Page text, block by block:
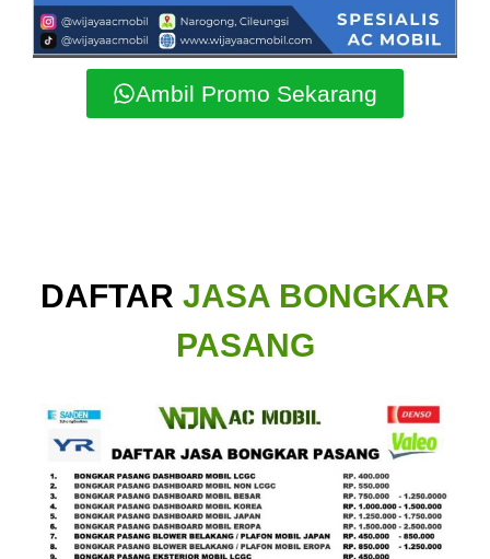
Ambil Promo Sekarang
DAFTAR JASA BONGKAR
PASANG